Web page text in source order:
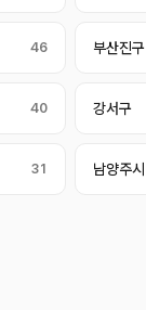
46 부산진구
40 강서구
31 남양주시